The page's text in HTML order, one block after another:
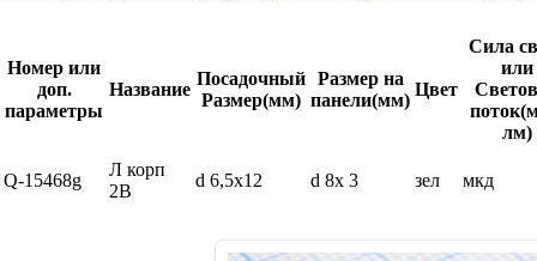
Номер или
доп.
параметры
Название
Посадочный
Размер(мм)
Размер на
панели(мм)
Цвет
Сила
или
лм)
Q-15468g
Л корп
2В
d 6,5x12 d 8x 3 зел мкд